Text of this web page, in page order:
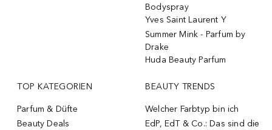
Bodyspray
Yves Saint Laurent Y
Summer Mink - Parfum by
Drake
Huda Beauty Parfum
TOP KATEGORIEN
Parfum & Düfte
Beauty Deals
BEAUTY TRENDS
Welcher Farbtyp bin ich
EdP, EdT & Co.: Das sind die